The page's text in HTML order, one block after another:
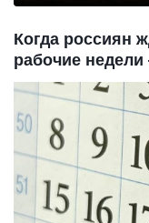
Когда россиян
рабочие